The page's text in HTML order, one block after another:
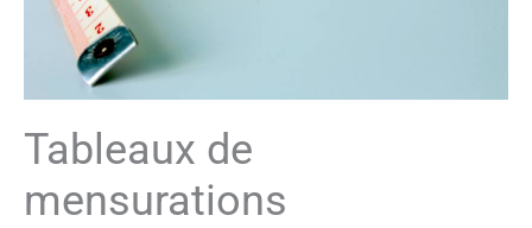
Tableaux de
mensurations